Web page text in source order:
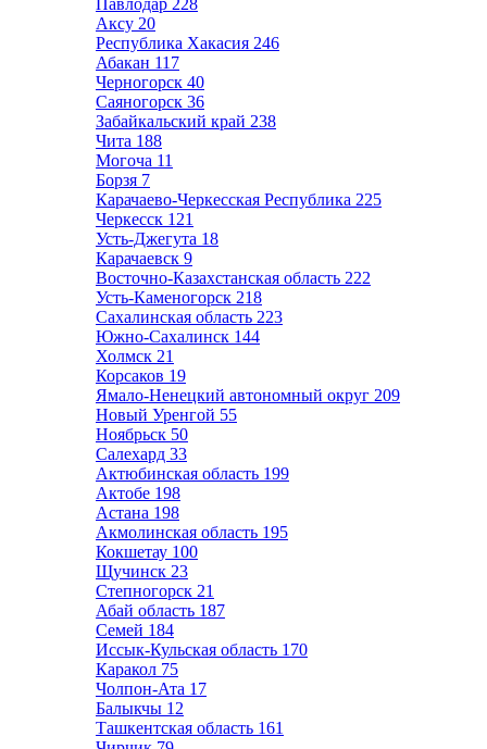
Павлодар 228
Аксу 20
Республика Хакасия 246
Абакан 117
Черногорск 40
Саяногорск 36
Забайкальский край 238
Чита 188
Могоча 11
Борзя 7
Карачаево-Черкесская Республика 225
Черкесск 121
Усть-Джегута 18
Карачаевск 9
Восточно-Казахстанская область 222
Усть-Каменогорск 218
Сахалинская область 223
Южно-Сахалинск 144
Холмск 21
Корсаков 19
Ямало-Ненецкий автономный округ 209
Новый Уренгой 55
Ноябрьск 50
Салехард 33
Актюбинская область 199
Актобе 198
Астана 198
Акмолинская область 195
Кокшетау 100
Щучинск 23
Степногорск 21
Абай область 187
Семей 184
Иссык-Кульская область 170
Каракол 75
Чолпон-Ата 17
Балыкчы 12
Ташкентская область 161